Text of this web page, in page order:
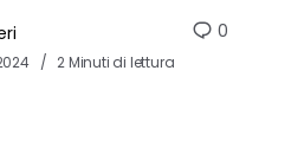
2 Minuti di lettura
0